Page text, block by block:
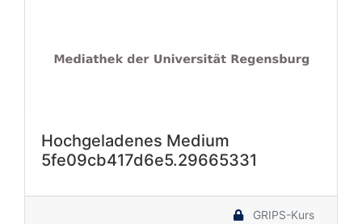
Hochgeladenes Medium
5fe09cb417d6e5.29665331
GRIPS-Kurs